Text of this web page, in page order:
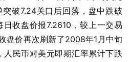
破7.24关口后回落，盘中跌破
收盘价报7.2610，较上一交易
盘价再次刷新了2008年1月中旬
民币对美元即期汇率累计下跌